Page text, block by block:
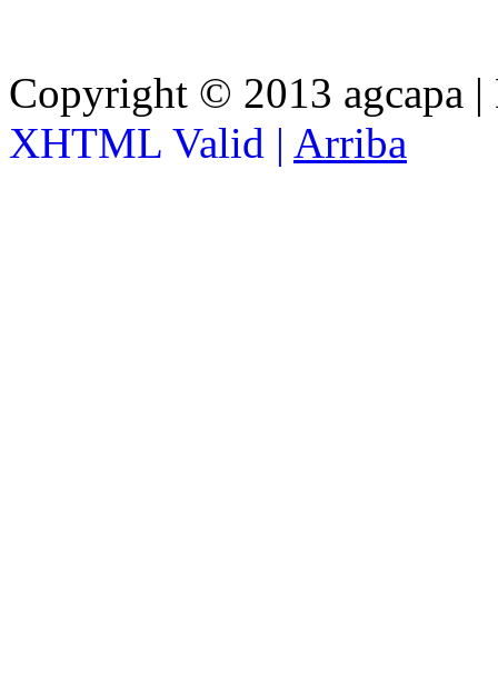
Copyright © 2013 agcapa
XHTML Valid | Arriba